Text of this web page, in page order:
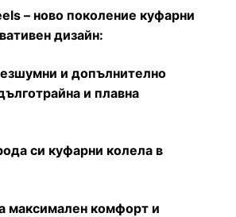
– ново поколение куфарни
дизайн:
и допълнително
и плавна
си куфарни колела в
максимален комфорт и